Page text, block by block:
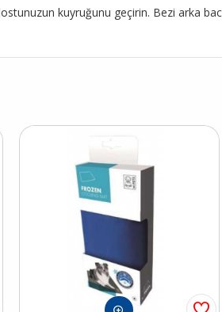
kuyruğunu geçirin. Bezi arka